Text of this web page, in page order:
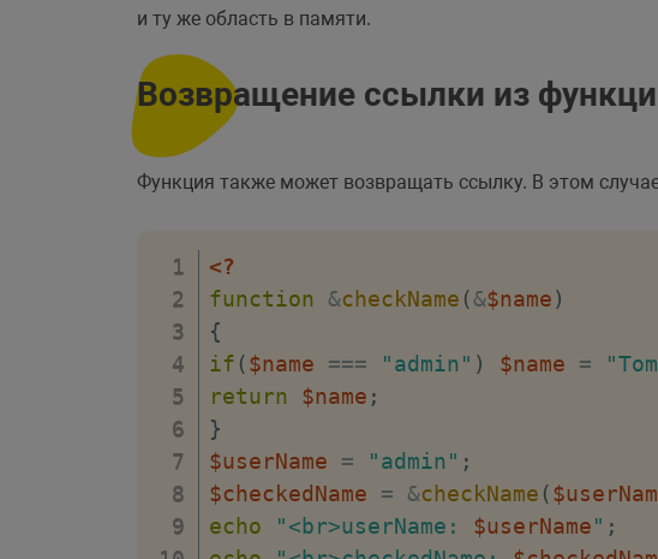
и ту же область в памяти.
Возвращение ссылки из
Функция также может возвращать ссылку. В этом
<?
function &checkName (&$name)
{
if ($name === "admin" ) $name =
return
$name ;
}
$userName
= "admin" ;
$checkedName
= &checkName (
echo
"<br>userName: $userName" ;